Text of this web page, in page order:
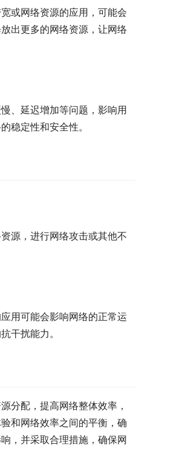
或网络资源的应用，可能会
出更多的网络资源，让网络
、延迟增加等问题，影响用
稳定性和安全性。
源，进行网络攻击或其他不
用可能会影响网络的正常运
干扰能力。
分配，提高网络整体效率，
和网络效率之间的平衡，确
，并采取合理措施，确保网